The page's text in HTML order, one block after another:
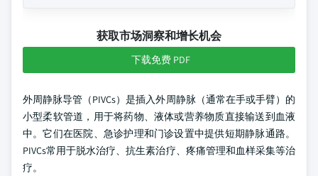
获取市场洞察和增长机会
下载免费 PDF
外周静脉导管（PIVCs）是插入外周静脉（通常在手或手臂）的
小型柔软管道，用于将药物、液体或营养物质直接输送到血液
中。它们在医院、急诊护理和门诊设置中提供短期静脉通路。
PIVCs常用于脱水治疗、抗生素治疗、疼痛管理和血样采集等治
疗。